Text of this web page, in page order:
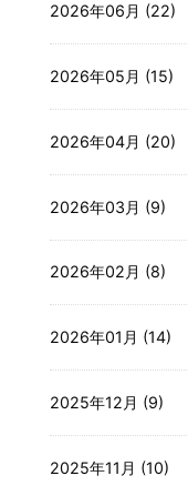
2026年06月 (22)
2026年05月 (15)
2026年04月 (20)
2026年03月 (9)
2026年02月 (8)
2026年01月 (14)
2025年12月 (9)
2025年11月 (10)